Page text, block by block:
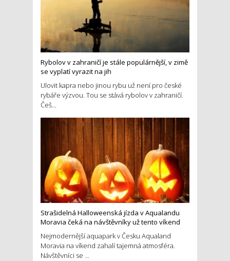
Rybolov v zahraničí je stále populárnější, v zimě
se vyplatí vyrazit na jih
Ulovit kapra nebo jinou rybu už není pro české
rybáře výzvou. Tou se stává rybolov v zahraničí.
Češ...
Strašidelná Halloweenská jízda v Aqualandu
Moravia čeká na návštěvníky už tento víkend
Nejmodernější aquapark v Česku Aqualand
Moravia na víkend zahalí tajemná atmosféra.
Návštěvníci se ...